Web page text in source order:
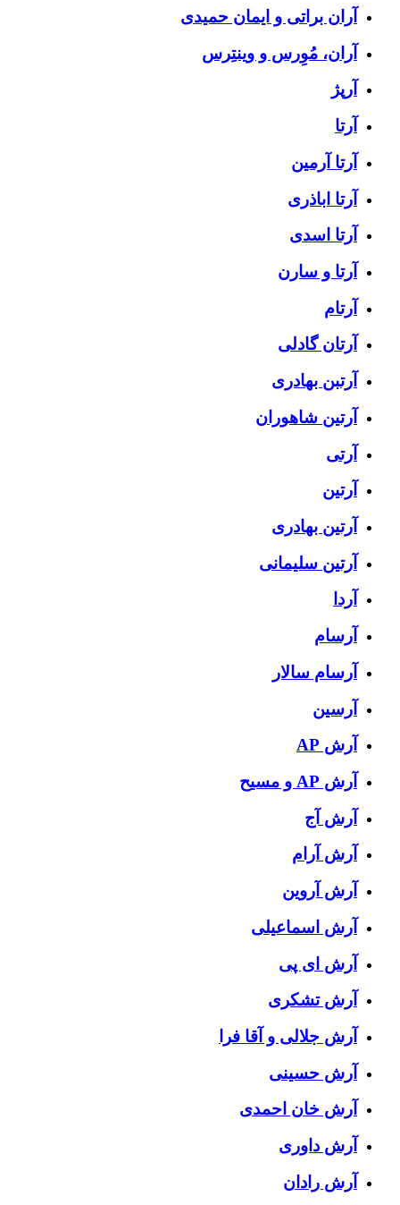
آران براتی و ایمان حمیدی
آران، مُوِرس و وینتِرس
آرپژ
آرتا
آرتا آرمین
آرتا اباذری
آرتا اسدی
آرتا و سارن
آرتام
آرتان گادلی
آرتبن بهادری
آرتين شاهوران
آرتی
آرتین
آرتین بهادری
آرتین سلیمانی
آردا
آرسام
آرسام سالار
آرسین
آرش AP
آرش AP و مسیح
آرش آج
آرش آرام
آرش آروین
آرش اسماعیلی
آرش ای پی
آرش تشکری
آرش جلالی و آقا فرا
آرش حسینی
آرش خان احمدی
آرش داوری
آرش رادان